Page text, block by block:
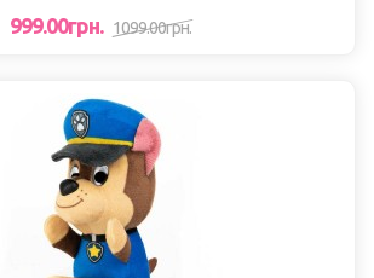
999.00грн. 1099.00грн.